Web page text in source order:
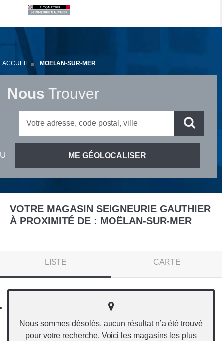
ACCUEIL MOËLAN-SUR-MER
Nous Trouver
VOTRE MAGASIN SEIGNEURIE GAUTHIER
À PROXIMITÉ DE : MOËLAN-SUR-MER
LISTE CARTE
Nous sommes désolés, aucun résultat n’a été trouvé
pour votre recherche. Voici les magasins les plus